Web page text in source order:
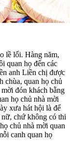
lề lối. Hàng năm,
quan họ đến các
anh Liền chị được
chùa, quan họ chủ
đón khách bằng
họ chủ nhà mời
xưa hát hội là để
chứ không có thi
chủ nhà mời quan
canh quan họ